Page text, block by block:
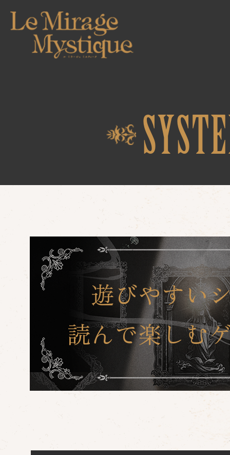
NEWS
WORLD
CHARACTER
SYSTEM
PRODUCT
製品情報 限定版
ダウンロー
楽曲情報
LIBRARY
遊びやすい
読んで楽しむ